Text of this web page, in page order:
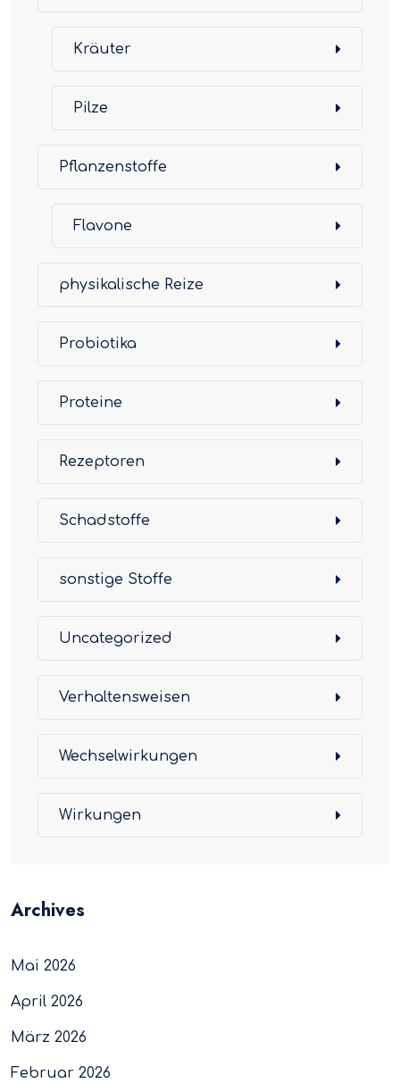
Kräuter
Pilze
Pflanzenstoffe
Flavone
physikalische Reize
Probiotika
Proteine
Rezeptoren
Schadstoffe
sonstige Stoffe
Uncategorized
Verhaltensweisen
Wechselwirkungen
Wirkungen
Archives
Mai 2026
April 2026
März 2026
Februar 2026